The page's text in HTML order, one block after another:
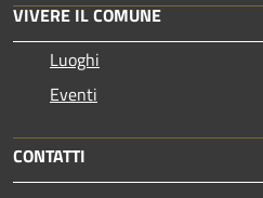
VIVERE IL COMUNE
Luoghi
Eventi
CONTATTI